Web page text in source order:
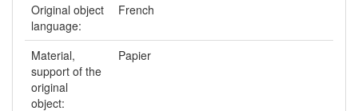
Original object
language:
French
Material,
support of the
original
object:
Papier